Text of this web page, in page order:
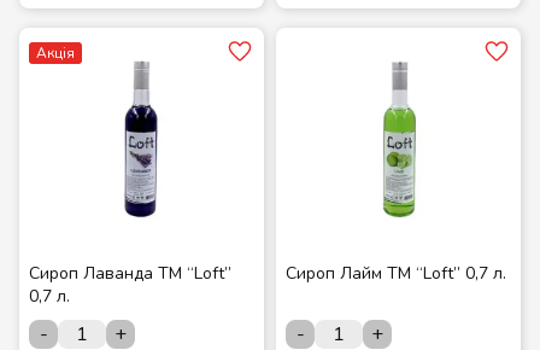
Акція
Сироп Лаванда ТМ “Loft”
0,7 л.
- +
Сироп Лайм ТМ “Loft” 0,7 л.
-
+